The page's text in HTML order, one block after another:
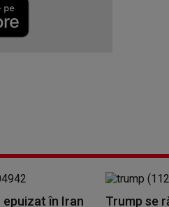
epuizat în Iran
Trump se